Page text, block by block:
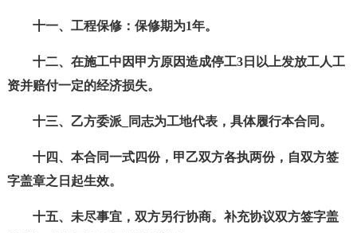
十一、工程保修：保修期为1年。
十二、在施工中因甲方原因造成停工3日以上发放工人工
资并赔付一定的经济损失。
十三、乙方委派_同志为工地代表，具体履行本合同。
十四、本合同一式四份，甲乙双方各执两份，自双方签
字盖章之日起生效。
十五、未尽事宜，双方另行协商。补充协议双方签字盖